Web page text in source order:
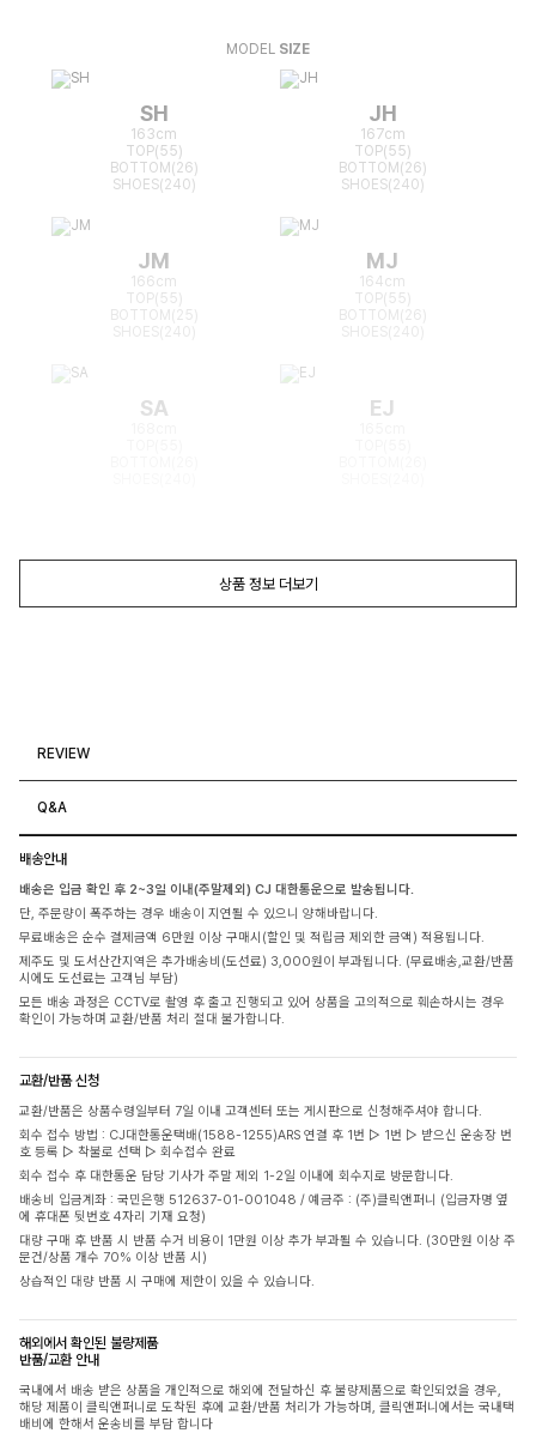
MODEL SIZE
SH
163cm
TOP(55)
BOTTOM(26)
SHOES(240)
JH
167cm
TOP(55)
BOTTOM(26)
SHOES(240)
JM
166cm
TOP(55)
BOTTOM(25)
MJ
164cm
TOP(55)
BOTTOM(26)
SA EJ
상품 정보 더보기
REVIEW
Q&A
배송안내
배송은 입금 확인 후 2~3일 이내(주말제외) CJ 대한통운으로 발송됩니다.
단, 주문량이 폭주하는 경우 배송이 지연될 수 있으니 양해바랍니다.
무료배송은 순수 결제금액 6만원 이상 구매시(할인 및 적립금 제외한 금액) 적용됩니다.
제주도 및 도서산간지역은 추가배송비(도선료) 3,000원이 부과됩니다. (무료배송,교환/반품
시에도 도선료는 고객님 부담)
모든 배송 과정은 CCTV로 촬영 후 출고 진행되고 있어 상품을 고의적으로 훼손하시는 경우
확인이 가능하며 교환/반품 처리 절대 불가합니다.
교환/반품 신청
교환/반품은 상품수령일부터 7일 이내 고객센터 또는 게시판으로 신청해주셔야 합니다.
회수 접수 방법 : CJ대한통운택배(1588-1255)ARS 연결 후 1번 ▷ 1번 ▷ 받으신 운송장 번
호 등록 ▷ 착불로 선택 ▷ 회수접수 완료
회수 접수 후 대한통운 담당 기사가 주말 제외 1-2일 이내에 회수지로 방문합니다.
배송비 입금계좌 : 국민은행 512637-01-001048 / 예금주 : (주)클릭앤퍼니 (입금자명 옆
에 휴대폰 뒷번호 4자리 기재 요청)
대량 구매 후 반품 시 반품 수거 비용이 1만원 이상 추가 부과될 수 있습니다. (30만원 이상 주
문건/상품 개수 70% 이상 반품 시)
상습적인 대량 반품 시 구매에 제한이 있을 수 있습니다.
해외에서 확인된 불량제품
반품/교환 안내
국내에서 배송 받은 상품을 개인적으로 해외에 전달하신 후 불량제품으로 확인되었을 경우,
해당 제품이 클릭앤퍼니로 도착된 후에 교환/반품 처리가 가능하며, 클릭앤퍼니에서는 국내택
배비에 한해서 운송비를 부담 합니다